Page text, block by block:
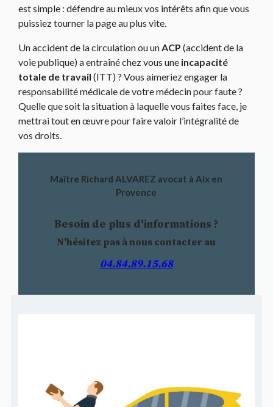
est simple : défendre au mieux vos intérêts afin que vous
puissiez tourner la page au plus vite.
Un accident de la circulation ou unACP (accident de la
voie publique) a entraîné chez vous une incapacité
totale de travail (ITT) ? Vous aimeriez engager la
responsabilité médicale de votre médecin pour faute ?
Quelle que soit la situation à laquelle vous faites face, je
mettrai tout en œuvre pour faire valoir l’intégralité de
vos droits.
Maître Richard ALVAREZ avocat à Aix en
Provence
Besoin de plus d'informations ?
N'hésitez pas à nous contacter au
04.84.89.15.68